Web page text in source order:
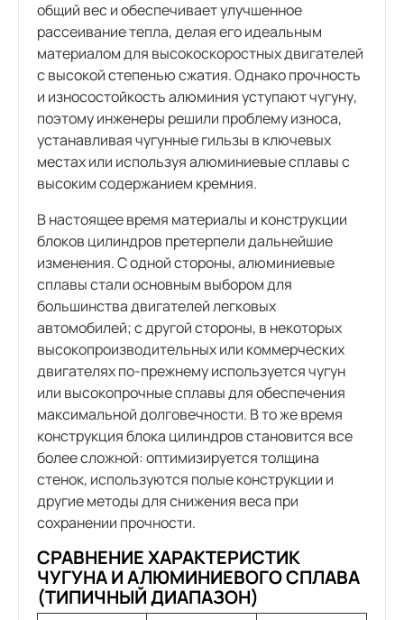
общий вес и обеспечивает улучшенное
рассеивание тепла, делая его идеальным
материалом для высокоскоростных двигателей
с высокой степенью сжатия. Однако прочность
и износостойкость алюминия уступают чугуну,
поэтому инженеры решили проблему износа,
устанавливая чугунные гильзы в ключевых
местах или используя алюминиевые сплавы с
высоким содержанием кремния.
В настоящее время материалы и конструкции
блоков цилиндров претерпели дальнейшие
изменения. С одной стороны, алюминиевые
сплавы стали основным выбором для
большинства двигателей легковых
автомобилей; с другой стороны, в некоторых
высокопроизводительных или коммерческих
двигателях по-прежнему используется чугун
или высокопрочные сплавы для обеспечения
максимальной долговечности. В то же время
конструкция блока цилиндров становится все
более сложной: оптимизируется толщина
стенок, используются полые конструкции и
другие методы для снижения веса при
сохранении прочности.
СРАВНЕНИЕ ХАРАКТЕРИСТИК
ЧУГУНА И АЛЮМИНИЕВОГО СПЛАВА
(ТИПИЧНЫЙ ДИАПАЗОН)